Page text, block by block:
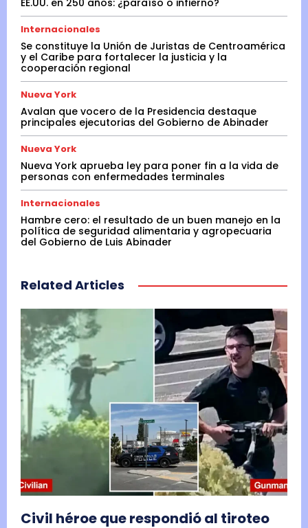
EE.UU. en 250 años: ¿paraíso o infierno?
Internacionales
Se constituye la Unión de Juristas de Centroamérica
y el Caribe para fortalecer la justicia y la
cooperación regional
Nueva York
Avalan que vocero de la Presidencia destaque
principales ejecutorias del Gobierno de Abinader
Nueva York
Nueva York aprueba ley para poner fin a la vida de
personas con enfermedades terminales
Internacionales
Hambre cero: el resultado de un buen manejo en la
política de seguridad alimentaria y agropecuaria
del Gobierno de Luis Abinader
Related Articles
Civil héroe que respondió al tiroteo